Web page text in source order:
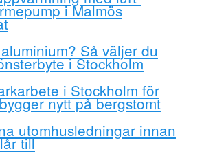
i Malmös
Så väljer du
i Stockholm
i Stockholm för
nytt på bergstomt
utomhusledningar innan
till